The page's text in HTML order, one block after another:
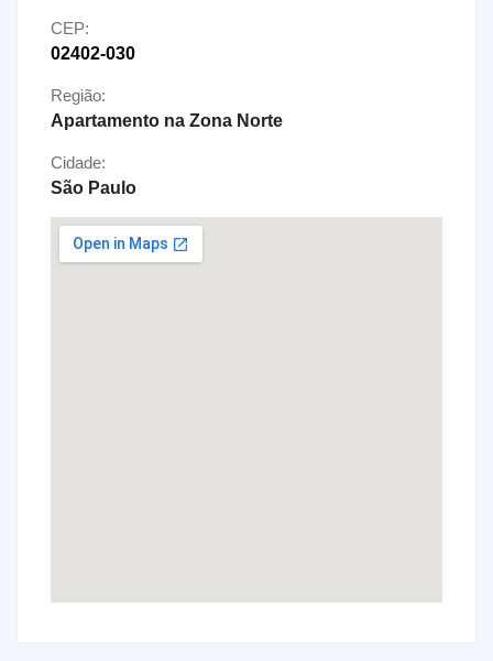
CEP:
02402-030
Região:
Apartamento na Zona Norte
Cidade:
São Paulo